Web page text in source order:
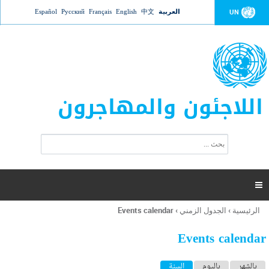
Jump to navigation UN العربية 中文
English
Français
Русский
Español
اللاجئون والمهاجرون
ت
ر
ل
ح
ب

أنت
هنا
الرئيسية › الجدول الزمني ›
Events calendar
Events calendar